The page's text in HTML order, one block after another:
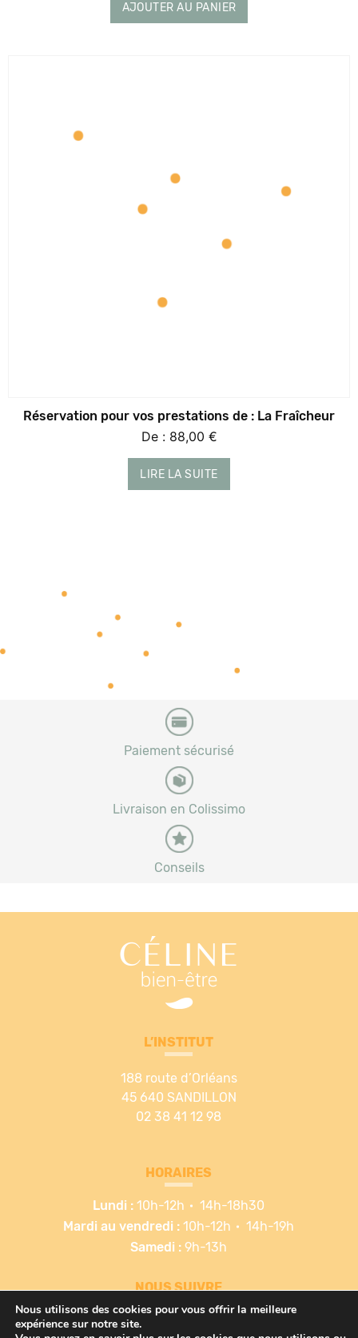
AJOUTER AU PANIER
Réservation pour vos prestations de : La Fraîcheur
De : 88,00 €
LIRE LA SUITE
Paiement sécurisé
Livraison en Colissimo
Conseils
L’INSTITUT
188 route d’Orléans
45 640 SANDILLON
02 38 41 12 98
HORAIRES
Lundi : 10h-12h
14h-18h30
Mardi au vendredi : 10h-12h
14h-19h
Samedi : 9h-13h
NOUS SUIVRE
Nous utilisons des cookies pour vous offrir la meilleure
expérience sur notre site.